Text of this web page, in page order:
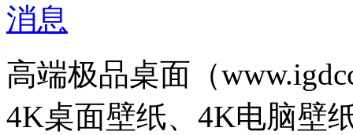
高端极品桌面（
4K桌面壁纸、4K电脑壁